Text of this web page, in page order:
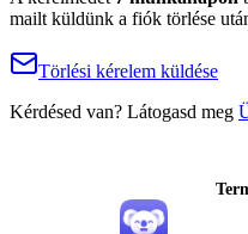
mailt küldünk a fiók törlése
Törlési kérelem küldése
Kérdésed van? Látogasd meg